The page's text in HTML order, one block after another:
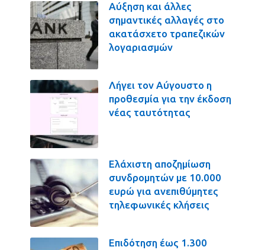
Αύξηση και άλλες
σημαντικές αλλαγές στο
ακατάσχετο τραπεζικών
λογαριασμών
Λήγει τον Αύγουστο η
προθεσμία για την έκδοση
νέας ταυτότητας
Ελάχιστη αποζημίωση
συνδρομητών με 10.000
ευρώ για ανεπιθύμητες
τηλεφωνικές κλήσεις
Επιδότηση έως 1.300